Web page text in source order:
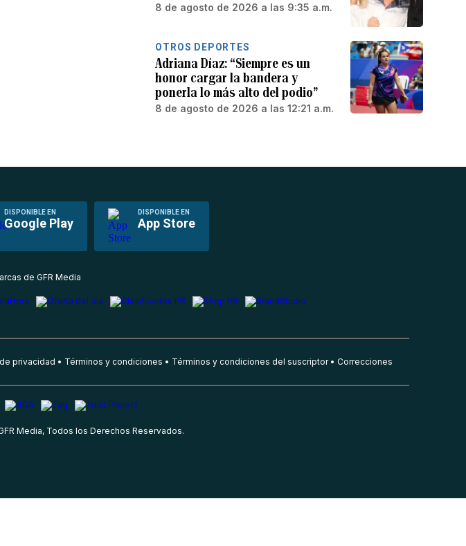
8 de agosto de 2026 a las 9:35 a.m.
OTROS DEPORTES
Adriana Díaz: “Siempre es un
honor cargar la bandera y
ponerla lo más alto del podio”
8 de agosto de 2026 a las 12:21 a.m.
DISPONIBLE EN
Google Play
DISPONIBLE EN
App Store
de GFR Media
privacidad Términos y condiciones Términos y condiciones del suscriptor Correcciones
Media, Todos los Derechos Reservados.